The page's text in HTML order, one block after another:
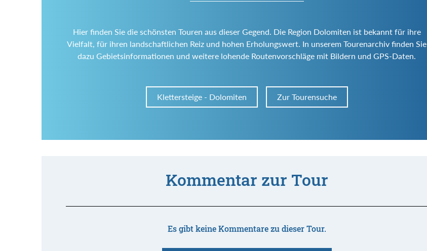
Hier finden Sie die schönsten Touren aus dieser Gegend. Die Region Dolomiten ist bekannt für ihre
Vielfalt, für ihren landschaftlichen Reiz und hohen Erholungswert. In unserem Tourenarchiv finden Sie
dazu Gebietsinformationen und weitere lohende Routenvorschläge mit Bildern und GPS-Daten.
Klettersteige - Dolomiten Zur Tourensuche
Kommentar zur Tour
Es gibt keine Kommentare zu dieser Tour.